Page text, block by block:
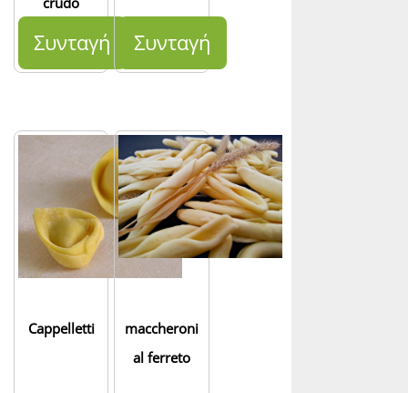
Συνταγή Συνταγή
Cappelletti
maccheroni
al ferreto